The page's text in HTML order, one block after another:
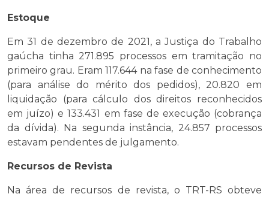
Estoque
Em 31 de dezembro de 2021, a Justiça do Trabalho
gaúcha tinha 271.895 processos em tramitação no
primeiro grau. Eram 117.644 na fase de conhecimento
(para análise do mérito dos pedidos), 20.820 em
liquidação (para cálculo dos direitos reconhecidos
em juízo) e 133.431 em fase de execução (cobrança
da dívida). Na segunda instância, 24.857 processos
estavam pendentes de julgamento.
Recursos de Revista
Na área de recursos de revista, o TRT-RS obteve